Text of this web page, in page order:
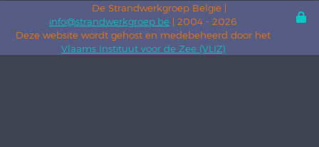
De Strandwerkgroep België |
info@strandwerkgroep.be | 2004 - 2026
Deze website wordt gehost en medebeheerd door het
Vlaams Instituut voor de Zee (VLIZ)